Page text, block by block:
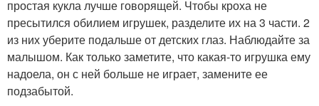
простая кукла лучше говорящей. Чтобы кроха не
пресытился обилием игрушек, разделите их на 3 части. 2
из них уберите подальше от детских глаз. Наблюдайте за
малышом. Как только заметите, что какая-то игрушка ему
надоела, он с ней больше не играет, замените ее
подзабытой.